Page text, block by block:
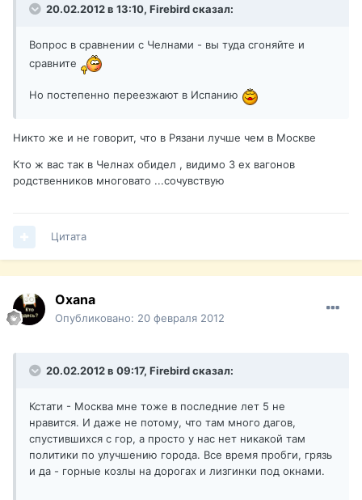
20.02.2012 в 13:10, Firebird сказал:
Вопрос в сравнении с Челнами - вы туда сгоняйте и
сравните
Но постепенно переезжают в Испанию
Никто же и не говорит, что в Рязани лучше чем в Москве
Кто ж вас так в Челнах обидел , видимо 3 ех вагонов
родственников многовато ...сочувствую
Цитата
Oxana
Опубликовано: 20 февраля 2012
20.02.2012 в 09:17, Firebird сказал:
Кстати - Москва мне тоже в последние лет 5 не
нравится. И даже не потому, что там много дагов,
спустившихся с гор, а просто у нас нет никакой там
политики по улучшению города. Все время пробги, грязь
и да - горные козлы на дорогах и лизгинки под окнами.